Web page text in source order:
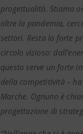
progettualità. Stiamo
oltre la pandemia,
settori. Resta la forte
circolo vizioso:
questo serve un forte
della competitività –
Marche. Ognuno è
progettazione di